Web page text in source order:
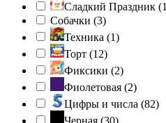
Сладкий Праздник (1
Собачки (3)
Техника (1)
Торт (12)
Фиксики (2)
Фиолетовая (2)
Цифры и числа (82)
Черная (30)